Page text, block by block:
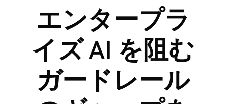
エンタープラ
イズ AI を阻む
ガードレール